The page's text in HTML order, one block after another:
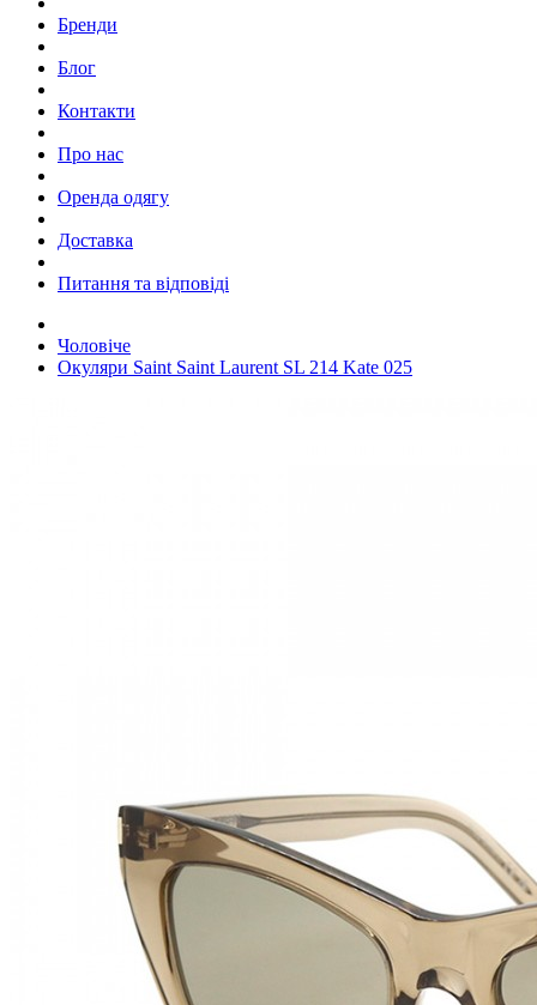
Бренди
Блог
Контакти
Про нас
Оренда одягу
Доставка
Питання та відповіді
Чоловіче
Окуляри Saint Saint Laurent SL 214 Kate 025